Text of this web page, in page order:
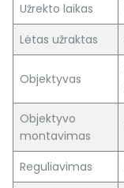
Užrekto laikas
Lėtas užraktas
Objektyvas
Objektyvo
montavimas
Reguliavimas